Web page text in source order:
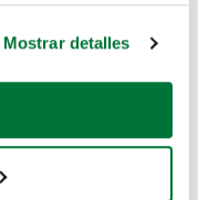
geográfica
activamente
Mostrar detalles